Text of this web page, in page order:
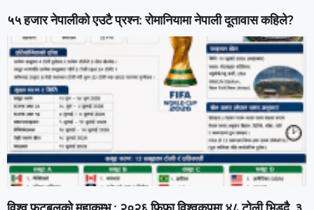
५५ हजार नेपालीको एउटै प्रश्न: रोमानियामा नेपाली दूतावास कहिले?